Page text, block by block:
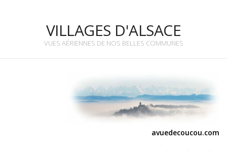
VILLAGES D'ALSACE
VUES AÉRIENNES DE NOS BELLES COMMUNES
avuedecoucou.com